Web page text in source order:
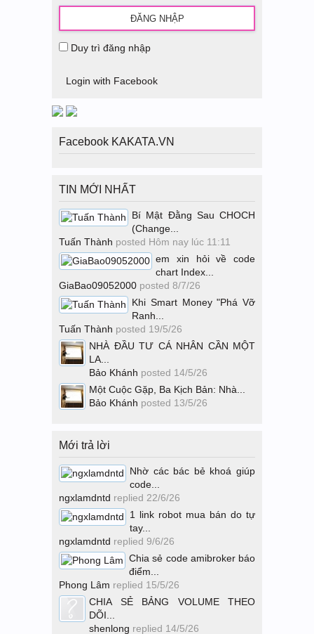
Duy trì đăng nhập
Login with Facebook
Facebook KAKATA.VN
TIN MỚI NHẤT
Bí Mật Đằng Sau CHOCH
(Change...
Tuấn Thành posted Hôm nay lúc 11:11
em xin hỏi về code
chart Index...
GiaBao09052000 posted 8/7/26
Khi Smart Money "Phá Vỡ
Ranh...
Tuấn Thành posted 19/5/26
NHÀ ĐẦU TƯ CÁ NHÂN CẦN MỘT
LA...
Bảo Khánh posted 14/5/26
Một Cuộc Gặp, Ba Kịch Bản: Nhà...
Bảo Khánh posted 13/5/26
Mới trả lời
Nhờ các bác bẻ khoá giúp
code...
ngxlamdntd replied 22/6/26
1 link robot mua bán do tự
tay...
ngxlamdntd replied 9/6/26
Chia sẻ code amibroker báo
điểm...
Phong Lâm replied 15/5/26
CHIA SẺ BẢNG VOLUME THEO
DÕI...
shenlong replied 14/5/26